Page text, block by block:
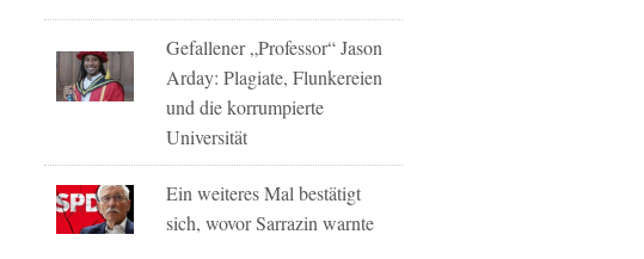
Gefallener „Professor“ Jason
Arday: Plagiate, Flunkereien
und die korrumpierte
Universität
Ein weiteres Mal bestätigt
sich, wovor Sarrazin warnte